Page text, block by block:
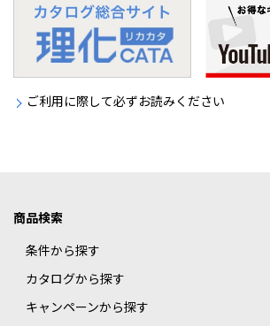
ご利用に際して必ずお読みください
商品検索
条件から探す
カタログから探す
キャンペーンから探す